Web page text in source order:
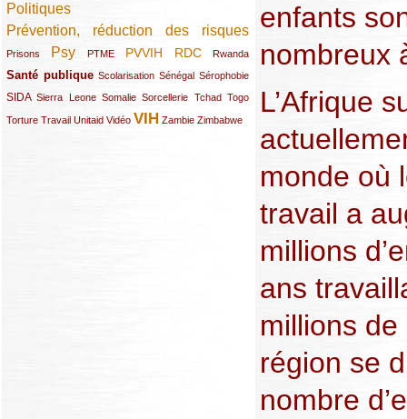
Politiques
(120/289)
Prévention, réduction des risques
(131/289)
Prisons
(22/289) Psy
(119/289) PTME
(12/289) PVVIH
(111/289) RDC
(104/289) Rwanda
(23/289)
Santé publique
(59/289) Scolarisation
(9/289) Sénégal
(13/289) Sérophobie
(19/289)
SIDA
(29/289)Sierra Leone
(13/289) Somalie
(12/289) Sorcellerie
(19/289) Tchad
(10/289) Togo
(15/289)
Torture
(17/289)Travail
(21/289) Unitaid
(26/289) Vidéo
(23/289) VIH
(154/289) Zambie
(12/289) Zimbabwe
(21/289)
enfants
nombreux
L’Afrique
monde où
travail a
millions
ans
millions
région se
nombre